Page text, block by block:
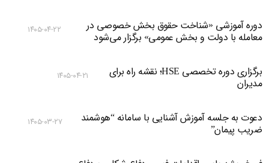
دوره آموزشی «شناخت حقوق بخش خصوصی در
معامله با دولت و بخش عمومی» برگزار می‌شود
۱۴۰۵-۰۴-۲۲
برگزاری دوره تخصصی HSE؛ نقشه راه برای
مدیران
۱۴۰۵-۰۴-۲۱
دعوت به جلسه آموزش آشنایی با سامانه “هوشمند
ضریب پیمان”
۱۴۰۵-۰۳-۲۷